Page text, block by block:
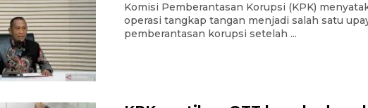
Komisi Pemberantasan Korupsi (KPK)
operasi tangkap tangan menjadi salah satu
pemberantasan korupsi setelah ...